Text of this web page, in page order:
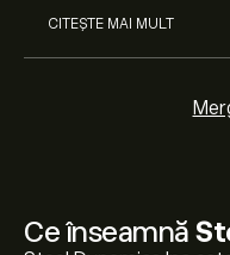
Ce înseamnă
CITEȘTE MAI MULT